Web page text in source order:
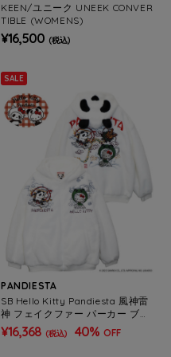
KEEN/ユニーク UNEEK CONVER
TIBLE (WOMENS)
¥16,500 (税込)
SALE
PANDIESTA
SB Hello Kitty Pandiesta 風神雷
神 フェイクファー パーカー ブル
ゾン（595403 MENS/WOMEN
S）
¥16,368 (税込) 40% OFF